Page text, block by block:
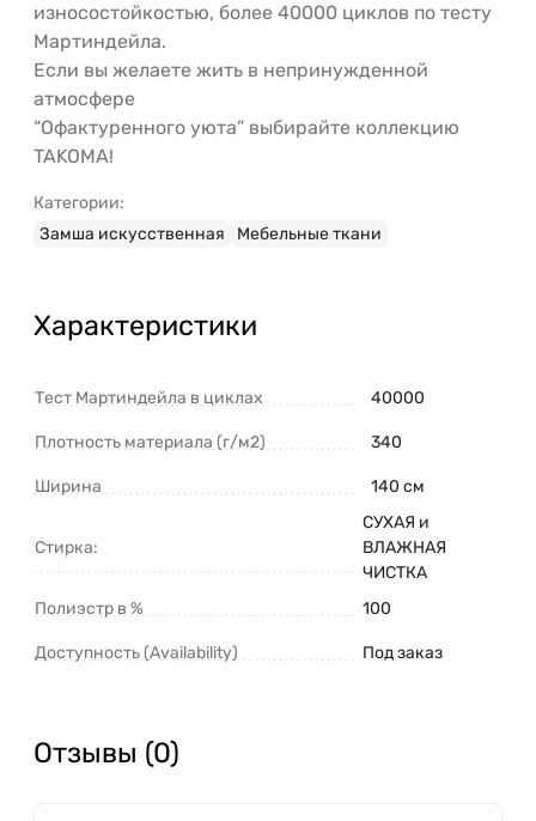
износостойкостью, более 40000 циклов по тесту
Мартиндейла.
Если вы желаете жить в непринужденной
атмосфере
“Офактуренного уюта” выбирайте коллекцию
TAKOMA!
Категории:
Замша искусственная
Мебельные ткани
Характеристики
Тест Мартиндейла в циклах 40000
Плотность материала (г/м2) 340
Ширина 140 см
Стирка:
СУХАЯ и
ВЛАЖНАЯ
ЧИСТКА
Полиэстр в %
100
Доступность (Availability) Под заказ
Отзывы (0)